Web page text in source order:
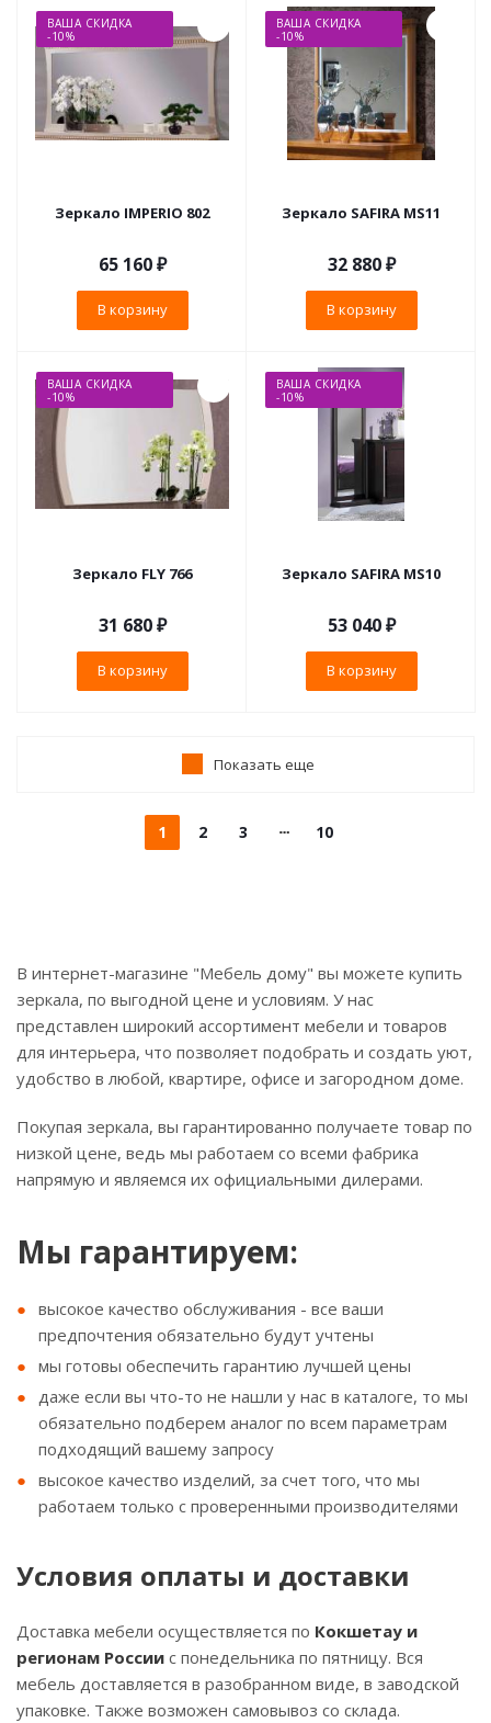
ВАША СКИДКА
-10%
Зеркало IMPERIO 802
65 160₽
В корзину
ВАША СКИДКА
-10%
Зеркало SAFIRA MS11
32 880₽
В корзину
ВАША СКИДКА
-10%
Зеркало FLY 766
31 680₽
В корзину
ВАША СКИДКА
-10%
Зеркало SAFIRA MS10
53 040₽
В корзину
Показать еще
1 2 3 10
В интернет-магазине "Мебель дому" вы можете купить
зеркала, по выгодной цене и условиям. У нас
представлен широкий ассортимент мебели и товаров
для интерьера, что позволяет подобрать и создать уют,
удобство в любой, квартире, офисе и загородном доме.
Покупая зеркала, вы гарантированно получаете товар по
низкой цене, ведь мы работаем со всеми фабрика
напрямую и являемся их официальными дилерами.
Мы гарантируем:
высокое качество обслуживания - все ваши
предпочтения обязательно будут учтены
мы готовы обеспечить гарантию лучшей цены
даже если вы что-то не нашли у нас в каталоге, то мы
обязательно подберем аналог по всем параметрам
подходящий вашему запросу
высокое качество изделий, за счет того, что мы
работаем только с проверенными производителями
Условия оплаты и доставки
Доставка мебели осуществляется по Кокшетау и
регионам России с понедельника по пятницу. Вся
мебель доставляется в разобранном виде, в заводской
упаковке. Также возможен самовывоз со склада.